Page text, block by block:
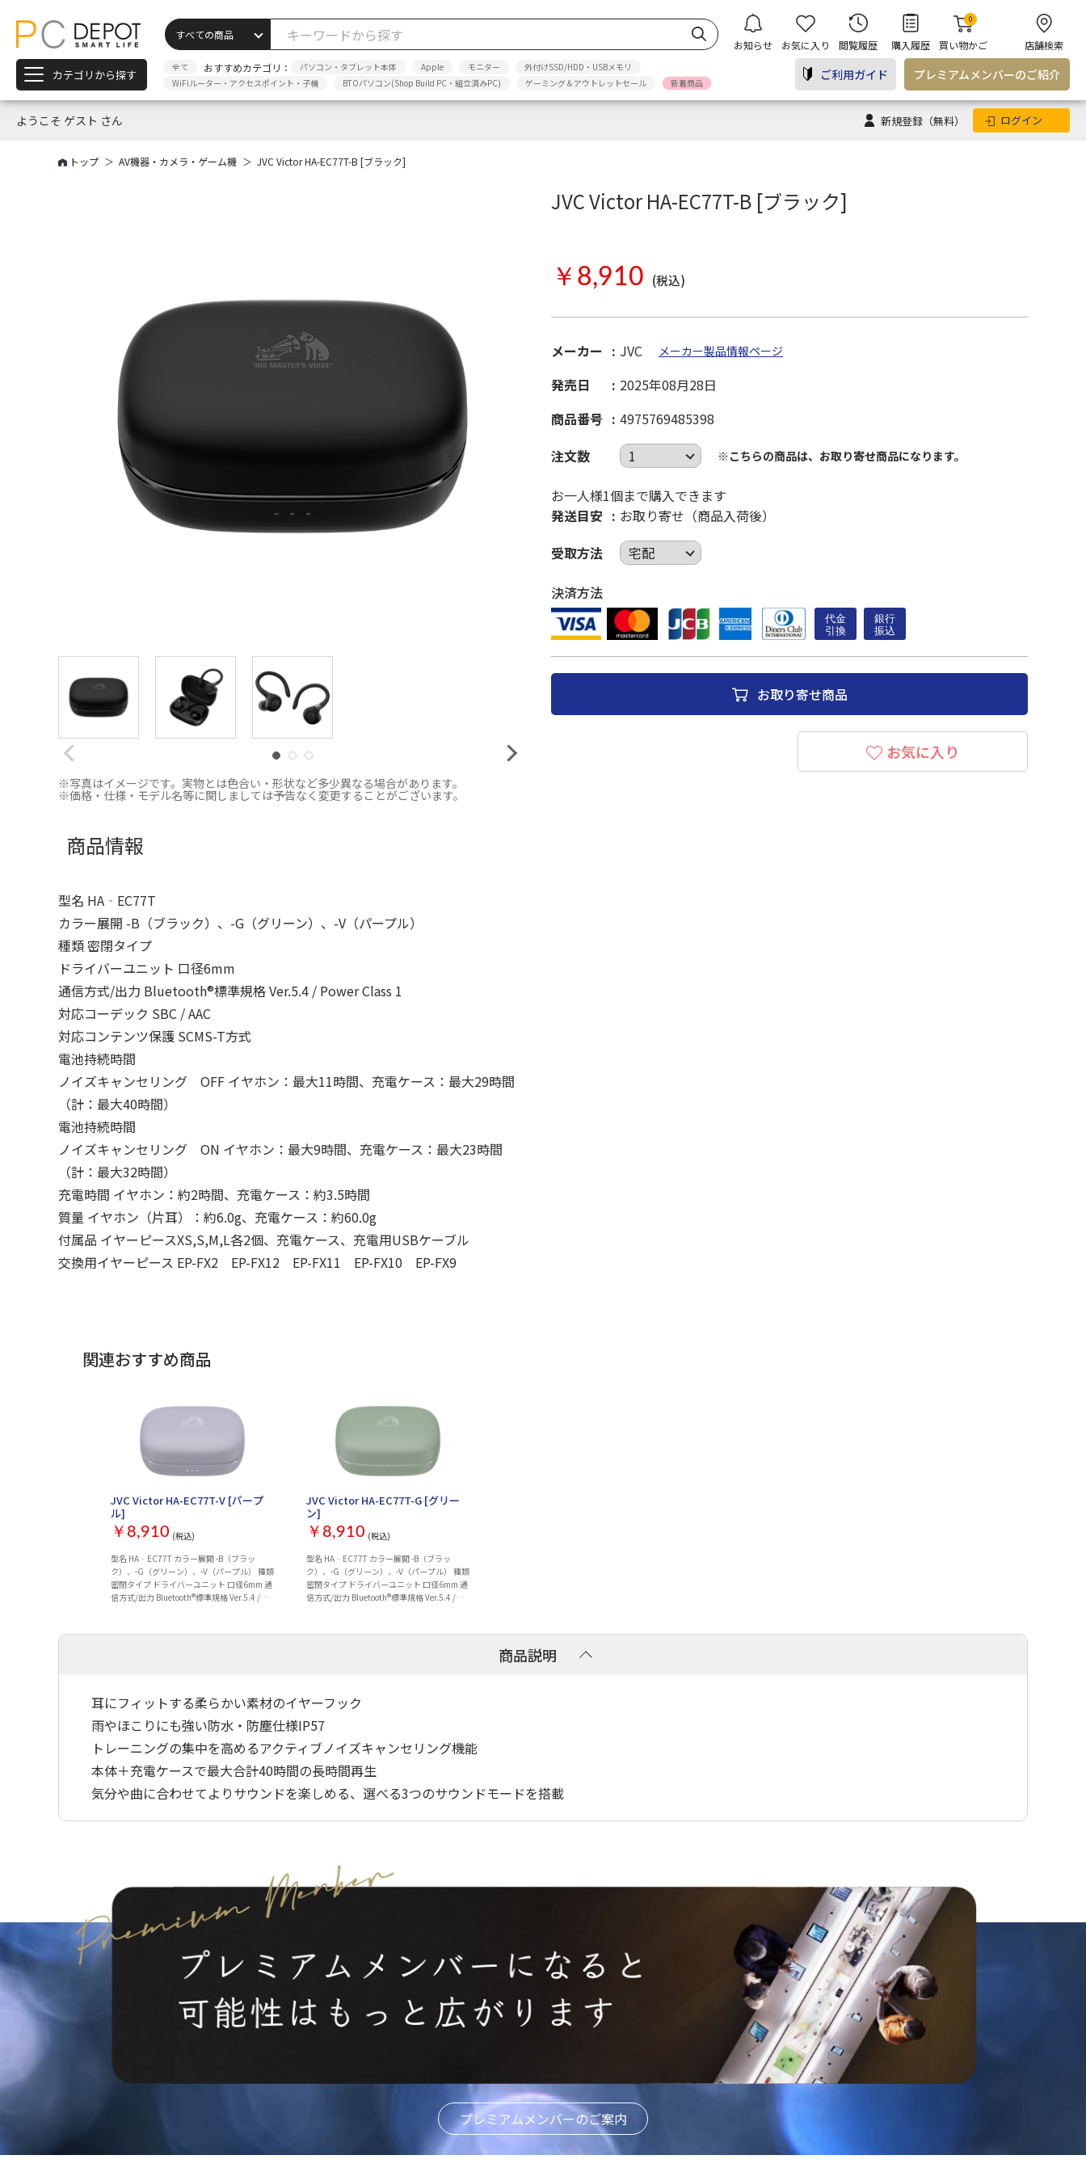
お知らせ お気に入り 閲覧履歴 購入履歴 買い物かご
0
店舗検索
カテゴリから探す 全て おすすめカテゴリ： パソコン・タブレット本体 Apple モニター
外付けSSD/HDD・USBメモリ
WiFiルーター・アクセスポイント・子機
BTOパソコン(Shop Build PC・組立済みPC) ゲーミング＆アウトレットセール 新着商品
ご利用ガイド プレミアム メンバーのご紹介
ようこそ ゲスト さん 新規登録 （無料） ログイン
トップ AV機器・カメラ・ゲーム機 JVC Victor HA-EC77T-B [ブラック]
※写真はイメージです。実物とは色合い・形状など多少異なる場合があります。
※価格・仕様・モデル名等に関しましては予告なく変更することがございます。
JVC Victor HA-EC77T-B [ブラック]
￥8,910 (税込)
メーカー JVC メーカー製品情報ページ
発売日
2025年08月28日
商品番号
4975769485398
注文数
※こちらの商品は、お取り寄せ商品になります。
お一人様1個まで購入できます
発送目安
お取り寄せ（商品入荷後）
受取方法
決済方法
お取り寄せ商品
お気に入り
商品情報
型名 HA‐EC77T
カラー展開 -B（ブラック）、-G（グリーン）、-V（パープル）
種類 密閉タイプ
ドライバーユニット 口径6mm
通信方式/出力 Bluetooth®標準規格 Ver.5.4 / Power Class 1
対応コーデック SBC / AAC
対応コンテンツ保護 SCMS-T方式
電池持続時間
ノイズキャンセリング OFF イヤホン：最大11時間、充電ケース：最大29時間
（計：最大40時間）
電池持続時間
ノイズキャンセリング ON イヤホン：最大9時間、充電ケース：最大23時間
（計：最大32時間）
充電時間 イヤホン：約2時間、充電ケース：約3.5時間
質量 イヤホン（片耳）：約6.0g、充電ケース：約60.0g
付属品 イヤーピースXS,S,M,L各2個、充電ケース、充電用USBケーブル
交換用イヤーピース EP-FX2 EP-FX12 EP-FX11 EP-FX10 EP-FX9
関連おすすめ商品
JVC Victor HA-EC77T-V [パープ
ル]
￥8,910 (税込)
型名 HA‐EC77T カラー展開 -B（ブラッ
ク）、-G（グリーン）、-V（パープル） 種類
密閉タイプ ドライバーユニット 口径6mm 通
信方式/出力 Bluetooth®標準規格 Ver.5.4 /
JVC Victor HA-EC77T-G [グリー
ン]
￥8,910 (税込)
型名 HA‐EC77T カラー展開 -B（ブラッ
ク）、-G（グリーン）、-V（パープル） 種類
密閉タイプ ドライバーユニット 口径6mm 通
信方式/出力 Bluetooth®標準規格 Ver.5.4 /
商品説明
耳にフィットする柔らかい素材のイヤーフック
雨やほこりにも強い防水・防塵仕様IP57
トレーニングの集中を高めるアクティブノイズキャンセリング機能
本体＋充電ケースで最大合計40時間の長時間再生
気分や曲に合わせてよりサウンドを楽しめる、選べる3つのサウンドモードを搭載
プレミアムメンバーのご案内